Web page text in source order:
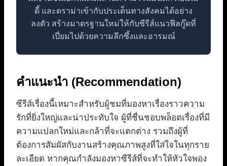
ดี้ และดราม่าเข้ากับประเด็นทางสังคมได้อย่าง
ลงตัว สร้างมาตรฐานใหม่ให้กับซีรีส์แนวฟีลกู๊ดที่
เปี่ยมไปด้วยความลึกซึ้งและอารมณ์
คำแนะนำ (Recommendation)
ซีรีส์เรื่องนี้เหมาะสำหรับผู้ชมที่มองหาเรื่องราวความ
รักที่ยิ่งใหญ่และน่าประทับใจ ผู้ที่ชื่นชอบพล็อตเรื่องที่มี
ความแปลกใหม่และกล้าที่จะแตกต่าง รวมถึงผู้ที่
ต้องการสัมผัสกับงานสร้างคุณภาพสูงที่ใส่ใจในทุกราย
ละเอียด หากคุณกำลังมองหาซีรีส์ที่จะทำให้หัวใจพอง